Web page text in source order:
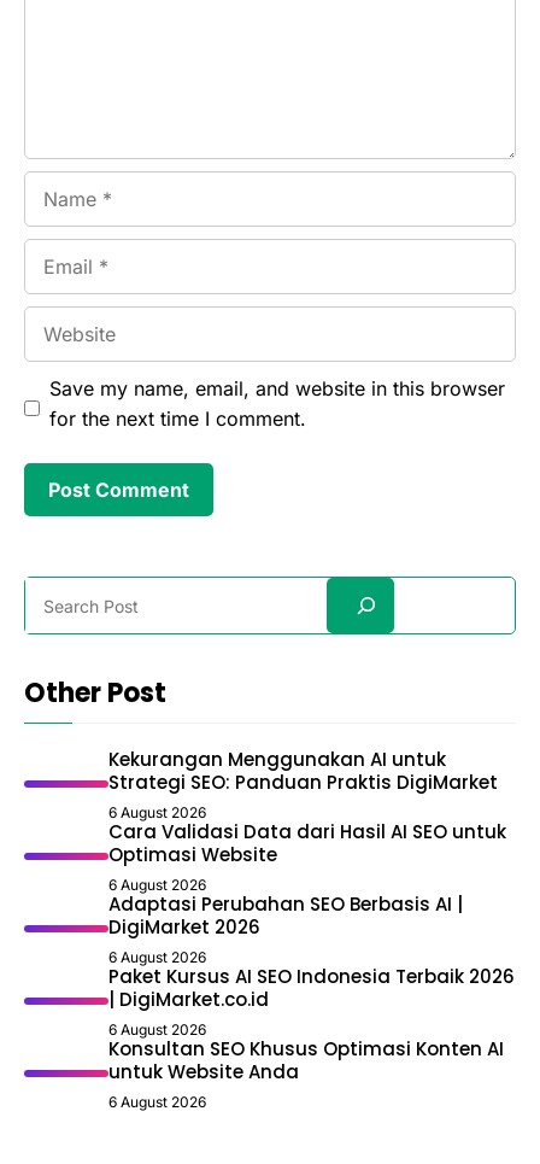
Save my name, email, and website in this browser
for the next time I comment.
Other Post
Kekurangan Menggunakan AI untuk
Strategi SEO: Panduan Praktis DigiMarket
6 August 2026
Cara Validasi Data dari Hasil AI SEO untuk
Optimasi Website
6 August 2026
Adaptasi Perubahan SEO Berbasis AI |
DigiMarket 2026
6 August 2026
Paket Kursus AI SEO Indonesia Terbaik 2026
| DigiMarket.co.id
6 August 2026
Konsultan SEO Khusus Optimasi Konten AI
untuk Website Anda
6 August 2026